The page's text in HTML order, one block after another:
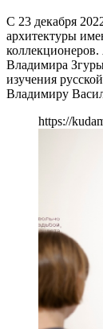
С 23 декабря
архитектуры
коллекционеров.
Владимира
изучения
Владимиру
https://